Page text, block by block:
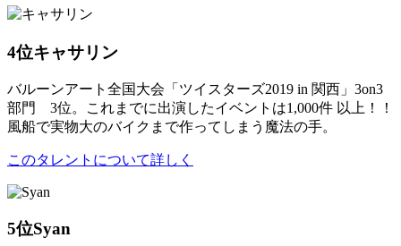
4位キャサリン
バルーンアート全国大会「ツイスターズ2019 in 関西」3on3
部門 3位。これまでに出演したイベントは1,000件 以上！！
風船で実物大のバイクまで作ってしまう魔法の手。
このタレントについて詳しく
5位Syan